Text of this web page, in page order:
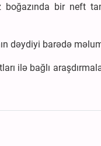
bir neft
dəydiyi barədə
ilə bağlı